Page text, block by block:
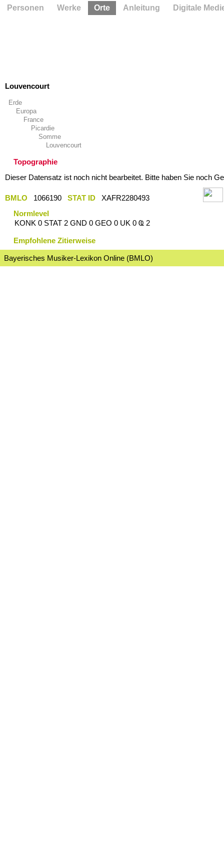
Louvencourt
Erde
Europa
France
Picardie
Somme
Louvencourt
Topographie
Dieser Datensatz ist noch nicht bearbeitet. Bitte haben Sie noch
BMLO 1066190 STAT ID
XAFR2280493
Normlevel
KONK 0 STAT 2 GND 0 GEO 0 UK 0 Ҩ 2
Empfohlene Zitierweise
Bayerisches Musiker-Lexikon Online (BMLO)
Personen Werke Orte Anleitung Digitale